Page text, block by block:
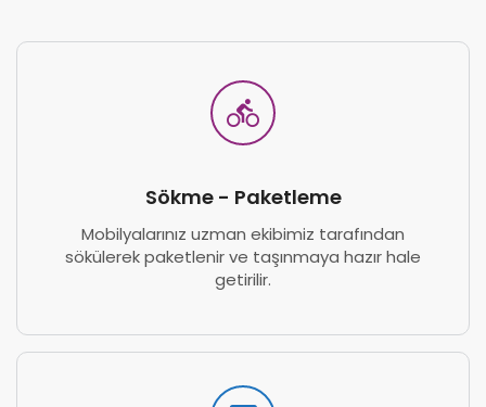
Sökme - Paketleme
Mobilyalarınız uzman ekibimiz tarafından
sökülerek paketlenir ve taşınmaya hazır hale
getirilir.